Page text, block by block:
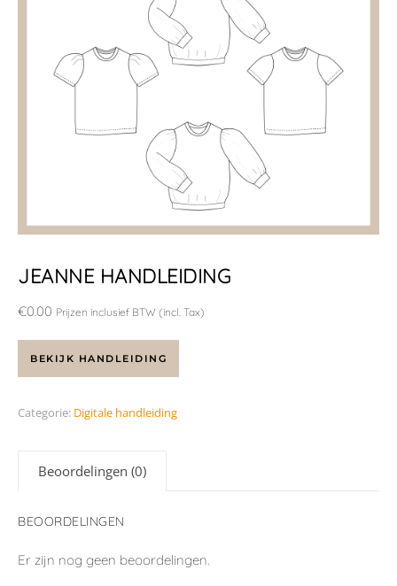
JEANNE HANDLEIDING
€0.00 Prijzen inclusief BTW (incl. Tax)
BEKIJK HANDLEIDING
Categorie: Digitale handleiding
Beoordelingen (0)
BEOORDELINGEN
Er zijn nog geen beoordelingen.